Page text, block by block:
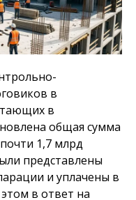
в
в
общая сумма
1,7 млрд
представлены
и уплачены в
в ответ на